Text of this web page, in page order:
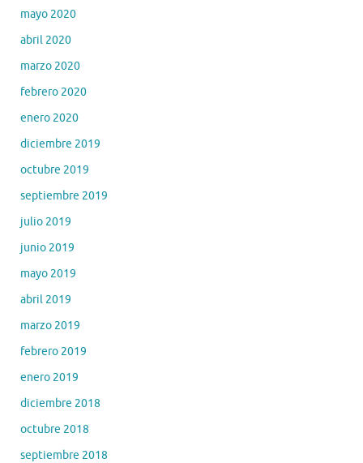
mayo 2020
abril 2020
marzo 2020
febrero 2020
enero 2020
diciembre 2019
octubre 2019
septiembre 2019
julio 2019
junio 2019
mayo 2019
abril 2019
marzo 2019
febrero 2019
enero 2019
diciembre 2018
octubre 2018
septiembre 2018